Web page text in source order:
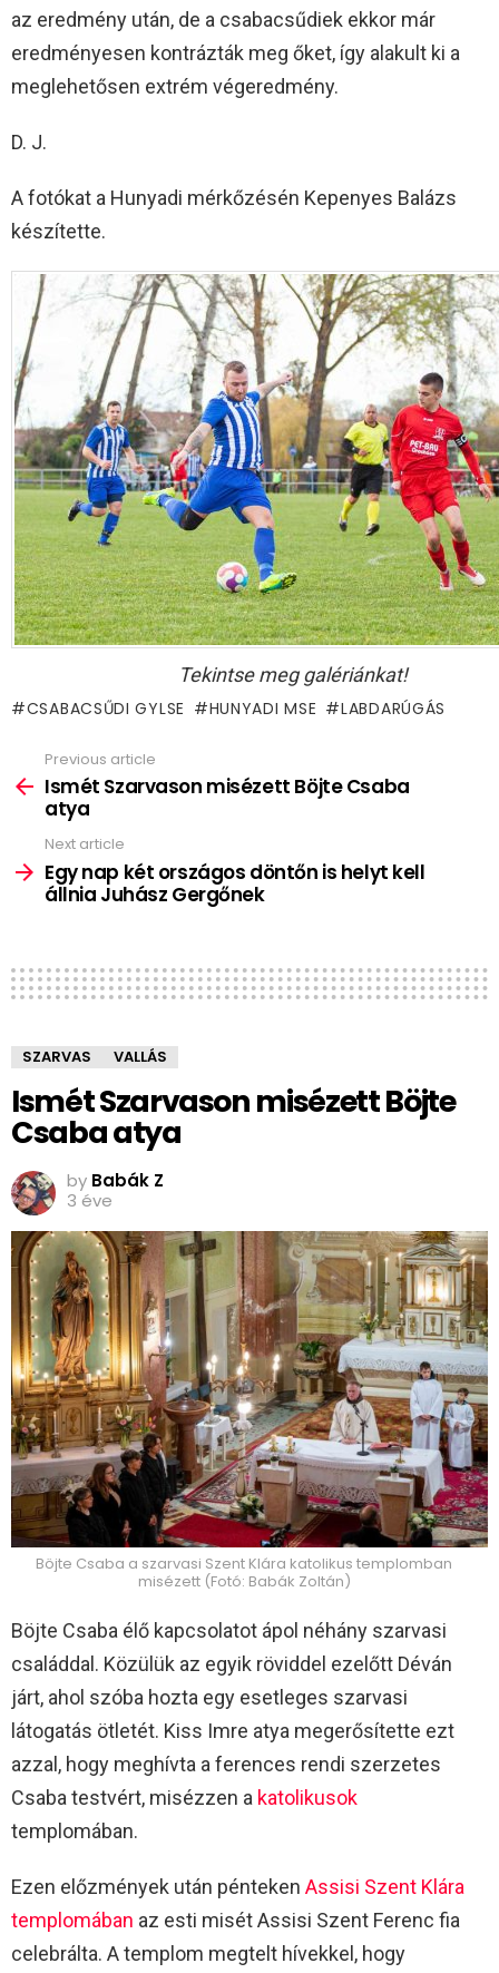
az eredmény után, de a csabacsűdiek ekkor már
eredményesen kontrázták meg őket, így alakult ki a
meglehetősen extrém végeredmény.
D. J.
A fotókat a Hunyadi mérkőzésén Kepenyes Balázs
készítette.
Tekintse meg galériánkat!
CSABACSŰDI GYLSE HUNYADI MSE LABDARÚGÁS
more
Previous article
Ismét Szarvason misézett Böjte Csaba
atya
Next article
Egy nap két országos döntőn is helyt kell
állnia Juhász Gergőnek
SZARVAS VALLÁS
Ismét Szarvason misézett Böjte
Csaba atya
by Babák Z
3 éve
Böjte Csaba a szarvasi Szent Klára katolikus templomban
misézett (Fotó: Babák Zoltán)
Böjte Csaba élő kapcsolatot ápol néhány szarvasi
családdal. Közülük az egyik röviddel ezelőtt Déván
járt, ahol szóba hozta egy esetleges szarvasi
látogatás ötletét. Kiss Imre atya megerősítette ezt
azzal, hogy meghívta a ferences rendi szerzetes
Csaba testvért, misézzen a katolikusok
templomában.
Ezen előzmények után pénteken Assisi Szent Klára
templomában az esti misét Assisi Szent Ferenc fia
celebrálta. A templom megtelt hívekkel, hogy